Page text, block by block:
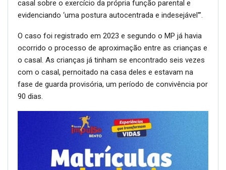
casal sobre o exercício da própria função parental e
evidenciando ‘uma postura autocentrada e indesejável'”.
O caso foi registrado em 2023 e segundo o MP já havia
ocorrido o processo de aproximação entre as crianças e
o casal. As crianças já tinham se encontrado seis vezes
com o casal, pernoitado na casa deles e estavam na
fase de guarda provisória, um período de convivência por
90 dias.